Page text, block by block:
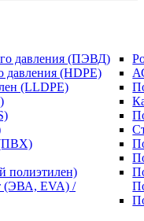
давления (ПЭВД)
давления (HDPE)
(LLDPE)
полиэтилен)
(ЭВА, EVA) /